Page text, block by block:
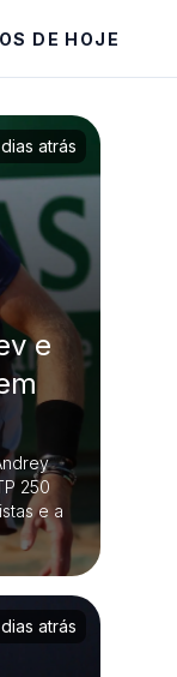
DE HOJE
e
250
e a
atrás
atrás